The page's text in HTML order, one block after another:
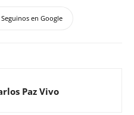
Seguinos en Google
Paz Vivo